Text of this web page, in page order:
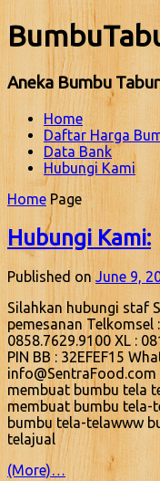
Aneka Bumbu
Home
Daftar Harga
Data Bank
Hubungi Kami
Home Page
Hubungi Kami:
Published on June 9,
Silahkan hubungi staf
pemesanan Telkomsel
0858.7629.9100 XL :
PIN BB : 32EFEF15
membuat bumbu tela
membuat bumbu tela-
bumbu tela-telawww
telajual
(More)…